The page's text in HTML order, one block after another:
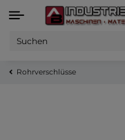
Rohrverschlüsse